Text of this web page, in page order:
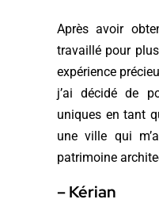
Après avoir
travaillé pour
expérience
j’ai décidé de
uniques en tant
une ville qui
patrimoine
– Kérian